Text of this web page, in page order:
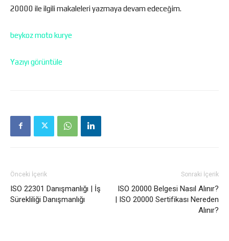
20000 ile ilgili makaleleri yazmaya devam edeceğim.
beykoz moto kurye
Yazıyı görüntüle
Önceki İçerik
ISO 22301 Danışmanlığı | İş
Sürekliliği Danışmanlığı
Sonraki İçerik
ISO 20000 Belgesi Nasıl Alınır?
| ISO 20000 Sertifikası Nereden
Alınır?